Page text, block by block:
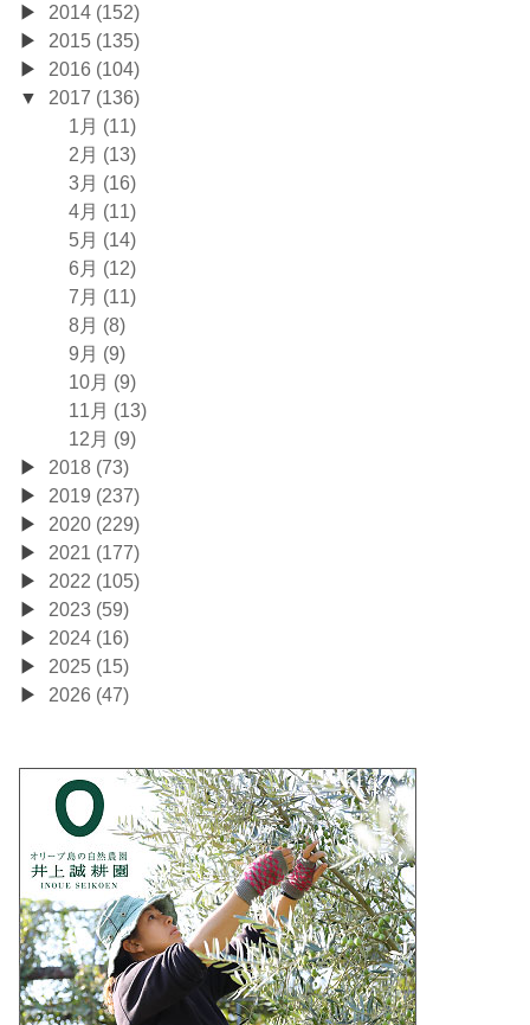
2014 (152)
2015 (135)
2016 (104)
2017 (136)
1月 (11)
2月 (13)
3月 (16)
4月 (11)
5月 (14)
6月 (12)
7月 (11)
8月 (8)
9月 (9)
10月 (9)
11月 (13)
12月 (9)
2018 (73)
2019 (237)
2020 (229)
2021 (177)
2022 (105)
2023 (59)
2024 (16)
2025 (15)
2026 (47)